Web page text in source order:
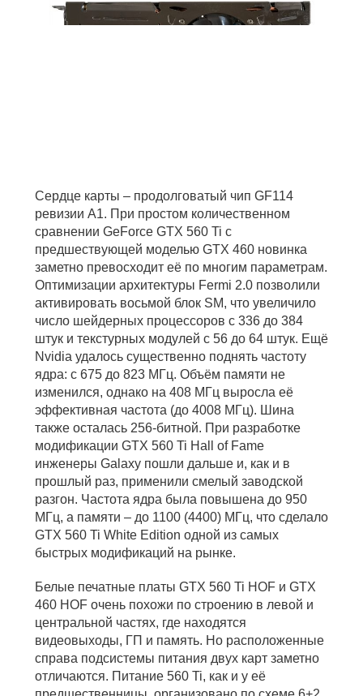
Сердце карты – продолговатый чип GF114
ревизии A1. При простом количественном
сравнении GeForce GTX 560 Ti с
предшествующей моделью GTX 460 новинка
заметно превосходит её по многим параметрам.
Оптимизации архитектуры Fermi 2.0 позволили
активировать восьмой блок SM, что увеличило
число шейдерных процессоров с 336 до 384
штук и текстурных модулей с 56 до 64 штук. Ещё
Nvidia удалось существенно поднять частоту
ядра: с 675 до 823 МГц. Объём памяти не
изменился, однако на 408 МГц выросла её
эффективная частота (до 4008 МГц). Шина
также осталась 256-битной. При разработке
модификации GTX 560 Ti Hall of Fame
инженеры Galaxy пошли дальше и, как и в
прошлый раз, применили смелый заводской
разгон. Частота ядра была повышена до 950
МГц, а памяти – до 1100 (4400) МГц, что сделало
GTX 560 Ti White Edition одной из самых
быстрых модификаций на рынке.
Белые печатные платы GTX 560 Ti HOF и GTX
460 HOF очень похожи по строению в левой и
центральной частях, где находятся
видеовыходы, ГП и память. Но расположенные
справа подсистемы питания двух карт заметно
отличаются. Питание 560 Ti, как и у её